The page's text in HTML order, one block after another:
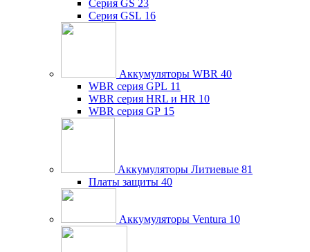
Серия GS 23
Серия GSL 16
Аккумуляторы WBR 40
WBR серия GPL 11
WBR серия HRL и HR 10
WBR серия GP 15
Аккумуляторы Литиевые 81
Платы защиты 40
Аккумуляторы Ventura 10